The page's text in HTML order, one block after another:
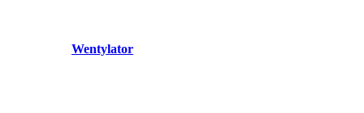
Wentylator